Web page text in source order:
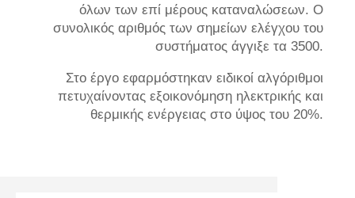
όλων των επί μέρους καταναλώσεων. Ο
συνολικός αριθμός των σημείων ελέγχου του
συστήματος άγγιξε τα 3500.
Στο έργο εφαρμόστηκαν ειδικοί αλγόριθμοι
πετυχαίνοντας εξοικονόμηση ηλεκτρικής και
θερμικής ενέργειας στο ύψος του 20%.